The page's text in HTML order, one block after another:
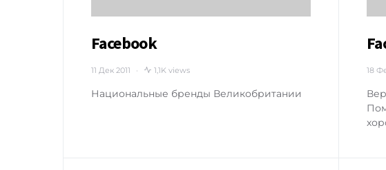
Facebook
11 Дек 2011 1,1K views
Национальные бренды Великобритании
18